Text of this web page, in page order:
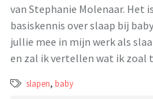
van Stephanie Molenaar. Het
basiskennis over slaap bij
jullie mee in mijn werk als
en zal ik vertellen wat ik zoal
slapen, baby